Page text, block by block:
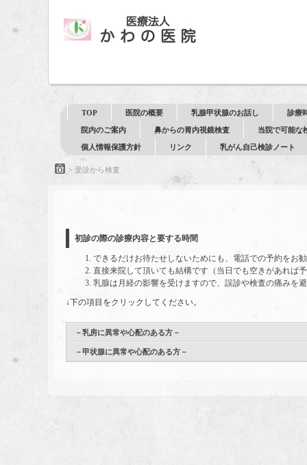
TOP 医院の概要 乳腺甲状腺のお話し 診療
院内のご案内 鼻からの胃内視鏡検査 当院で可能な
個人情報保護方針 リンク 乳がん自己検診ノート
> 受診から検査
初診の際の診療内容と要する時間
できるだけお待たせしないためにも、電話での予約をお
直接来院して頂いても結構です（当日でも空きがあれば
乳腺は月経の影響を受けますので、誤診や検査の痛みを
↓下の項目をクリックしてください。
－乳房に異常や心配のある方－
－甲状腺に異常や心配のある方－